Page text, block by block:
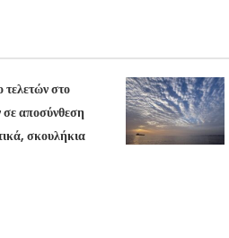
τελετών στο
αποσύνθεση
σκουλήκια